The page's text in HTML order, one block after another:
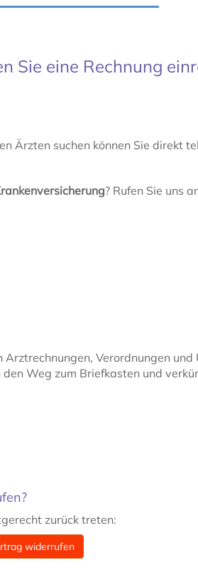
Sie eine Rechnung
Ärzten suchen können Sie direkt
? Rufen Sie uns
Verordnungen
Weg zum Briefkasten und
zurück treten:
widerrufen